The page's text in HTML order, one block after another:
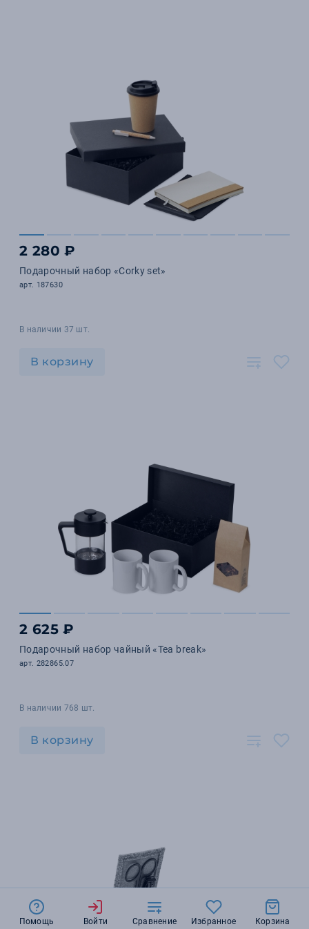
2 280 ₽
Подарочный набор «Corky set»
арт. 187630
В наличии 37 шт.
В корзину
2 625 ₽
Подарочный набор чайный «Tea break»
арт. 282865.07
В наличии 768 шт.
В корзину
Помощь Войти Сравнение Избранное Корзина